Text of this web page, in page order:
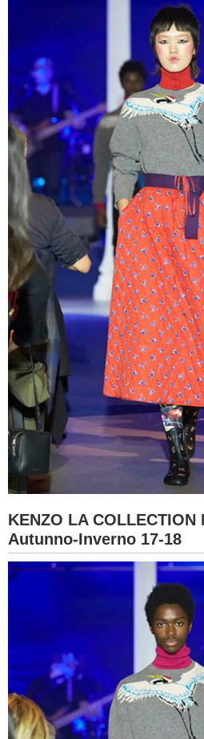
KENZO LA COLLECTION
Autunno-Inverno 17-18